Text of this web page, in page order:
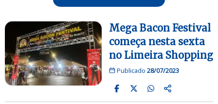
Mega Bacon Festival
começa nesta sexta
no Limeira Shopping
Publicado 28/07/2023